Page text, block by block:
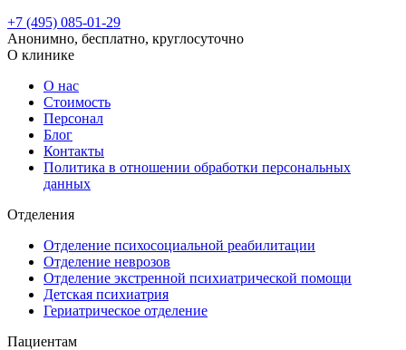
+7 (495) 085-01-29
Анонимно, бесплатно, круглосуточно
О клинике
О нас
Стоимость
Персонал
Блог
Контакты
Политика в отношении обработки персональных
данных
Отделения
Отделение психосоциальной реабилитации
Отделение неврозов
Отделение экстренной психиатрической помощи
Детская психиатрия
Гериатрическое отделение
Пациентам